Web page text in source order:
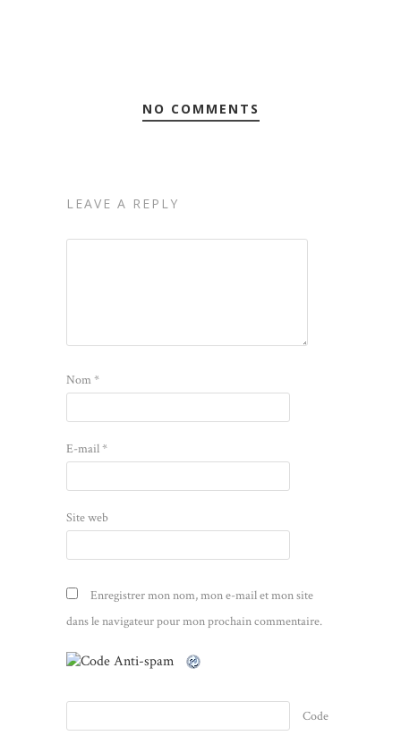
NO COMMENTS
LEAVE A REPLY
Nom*
E-mail*
Site web
Enregistrer mon nom, mon e-mail et mon site
dans le navigateur pour mon prochain commentaire.
Code